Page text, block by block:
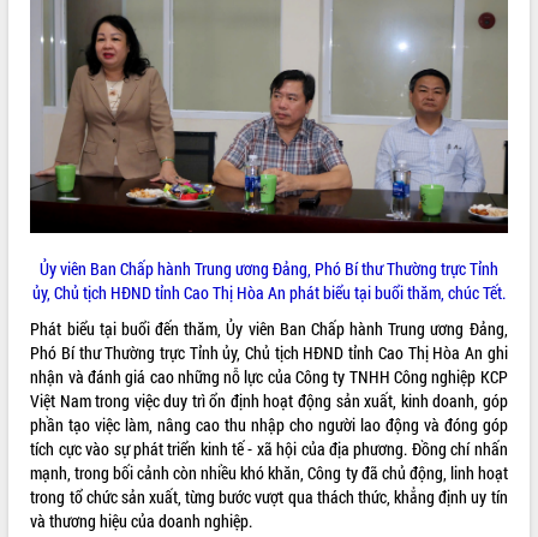
Lễ truy điệu và an táng hài cốt liệt sĩ
tại Nghĩa trang Liệt sĩ xã Sơn Hòa
Bàn giải pháp tháo gỡ khó khăn trong
xuất khẩu sầu riêng và triển khai quy
định EUDR
Thứ trưởng Bộ Nông nghiệp và Môi
trường Nguyễn Hoàng Hiệp khảo sát
vùng trồng và doanh nghiệp đóng gói
Trình diễn nghệ thuật chế biến các
món ăn từ sầu riêng
Đắk Lắk công bố Quy hoạch và xúc
tiến đầu tư tỉnh
Ngành cá ngừ Đắk Lắk chủ động thích
ứng để giữ vững thị trường xuất khẩu
Diễn đàn Kinh tế tư nhân Việt Nam đột
phá cơ chế - Hợp tác công tư
Đề án 06 tạo bước ngoặt đột phá trong
cải cách hành chính tỉnh Đắk Lắk
21024
Tất cả:
66106692
Ủy viên Ban Chấp hành Trung ương Đảng, Phó Bí thư Thường trực Tỉnh
ủy, Chủ tịch HĐND tỉnh Cao Thị Hòa An phát biểu tại buổi thăm, chúc Tết.
Phát biểu tại buổi đến thăm, Ủy viên Ban Chấp hành Trung ương Đảng,
Phó Bí thư Thường trực Tỉnh ủy, Chủ tịch HĐND tỉnh Cao Thị Hòa An ghi
nhận và đánh giá cao những nỗ lực của Công ty TNHH Công nghiệp KCP
Việt Nam trong việc duy trì ổn định hoạt động sản xuất, kinh doanh, góp
phần tạo việc làm, nâng cao thu nhập cho người lao động và đóng góp
tích cực vào sự phát triển kinh tế - xã hội của địa phương. Đồng chí nhấn
mạnh, trong bối cảnh còn nhiều khó khăn, Công ty đã chủ động, linh hoạt
trong tổ chức sản xuất, từng bước vượt qua thách thức, khẳng định uy tín
và thương hiệu của doanh nghiệp.